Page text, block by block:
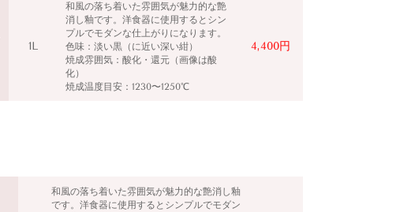
1L
和風の落ち着いた雰囲気が魅力的な艶
消し釉です。洋食器に使用するとシン
プルでモダンな仕上がりになります。
色味：淡い黒（に近い深い紺）
焼成雰囲気：酸化・還元（画像は酸
化）
焼成温度目安：1230〜1250℃
4,400円
和風の落ち着いた雰囲気が魅力的な艶消し釉
です。洋食器に使用するとシンプルでモダン